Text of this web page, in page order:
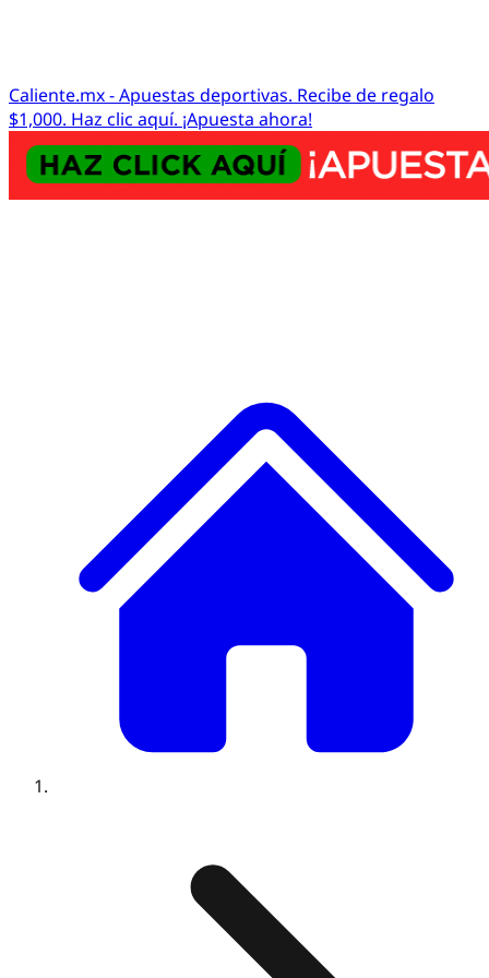
Caliente.mx - Apuestas deportivas. Recibe de regalo
$1,000. Haz clic aquí. ¡Apuesta ahora!